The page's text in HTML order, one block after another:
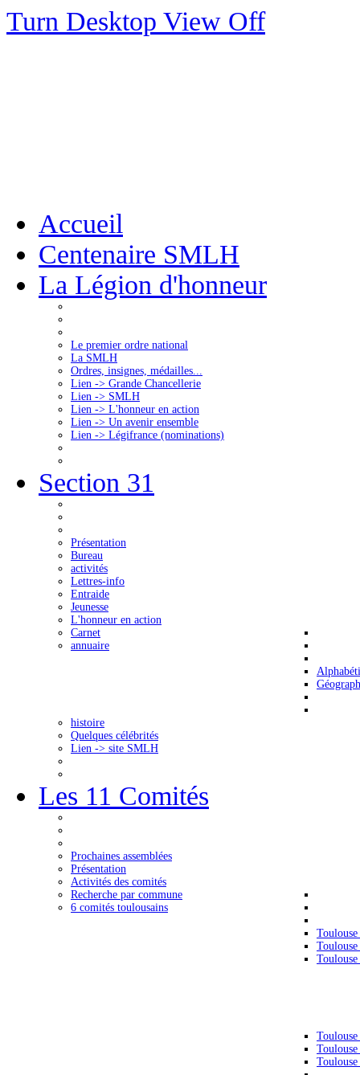
Turn Desktop View Off
Accueil
Centenaire SMLH
La Légion d'honneur
Le premier ordre national
La SMLH
Ordres, insignes, médailles...
Lien -> Grande Chancellerie
Lien -> SMLH
Lien -> L'honneur en action
Lien -> Un avenir ensemble
Lien -> Légifrance (nominations)
Section 31
Présentation
Bureau
activités
Lettres-info
Entraide
Jeunesse
L'honneur en action
Carnet
annuaire
histoire
Quelques célébrités
Lien -> site SMLH
Les 11 Comités
Prochaines assemblées
Présentation
Activités des comités
Recherche par commune
6 comités toulousains
Toulouse
Toulouse
Toulouse